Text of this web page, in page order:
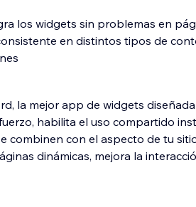
los widgets sin problemas en
en distintos tipos de
la mejor app de widgets
habilita el uso compartido
combinen con el aspecto de tu
dinámicas, mejora la